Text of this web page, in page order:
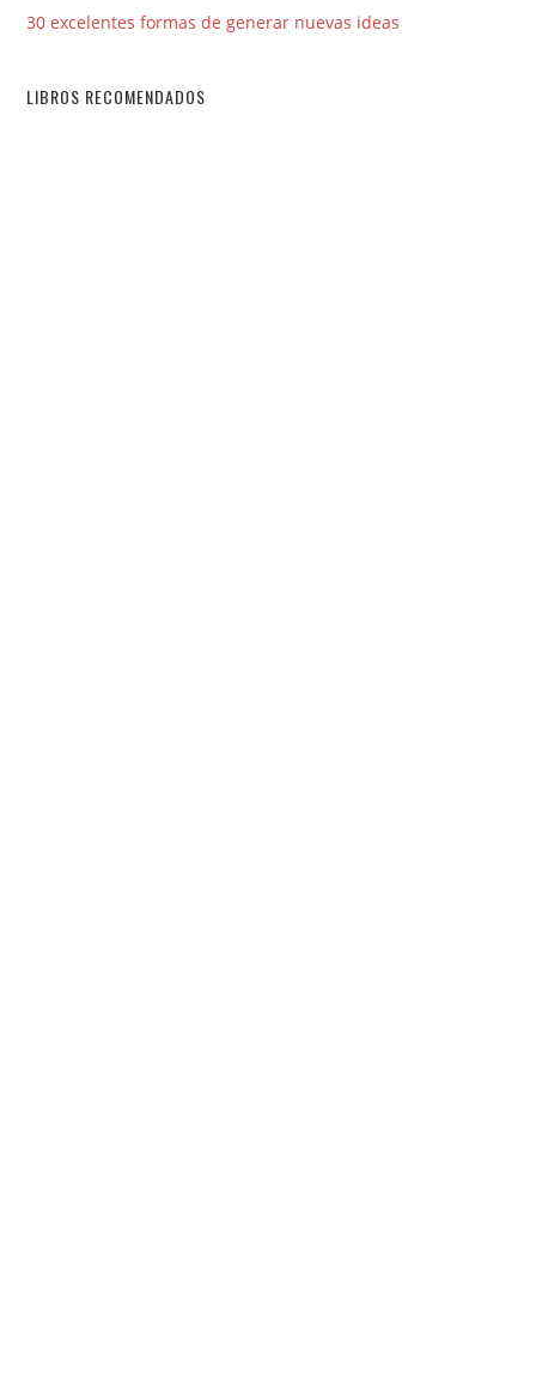
30 excelentes formas de generar nuevas ideas
LIBROS RECOMENDADOS